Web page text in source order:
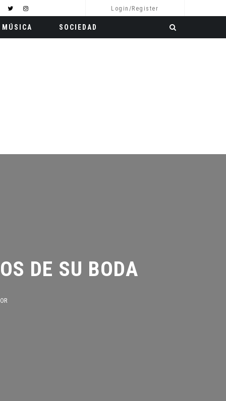
Login/Register
MÚSICA SOCIEDAD
DE SU BODA